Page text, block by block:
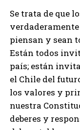
Se trata de que
piensan y sean
Están todos
país; están
el Chile del
los valores y
nuestra
deberes y